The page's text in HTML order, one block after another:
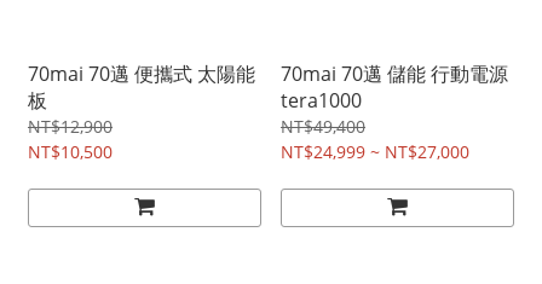
70mai 70邁 便攜式 太陽能
板
NT$12,900
NT$10,500
70mai 70邁 儲能 行動電源
tera1000
NT$49,400
NT$24,999 ~ NT$27,000